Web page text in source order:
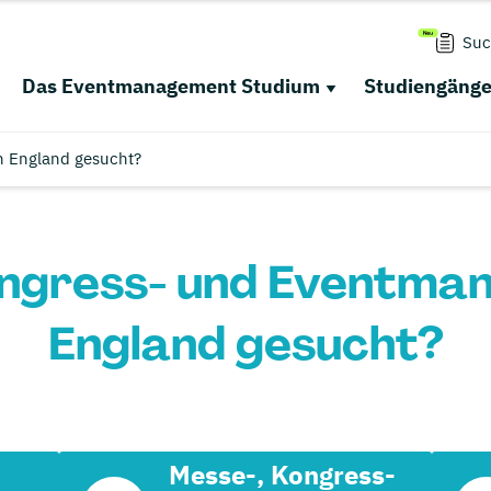
Das Eventmanagement Studium Studiengänge
England gesucht?
und
England gesucht?
Messe-, Kongress-